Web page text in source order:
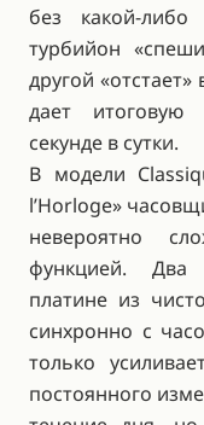
без какой-
турбийон
другой
дает итоговую
секунде в сутки.
В модели
l’Horloge»
невероятно
функцией. Два
платине из
синхронно с
только
постоянного